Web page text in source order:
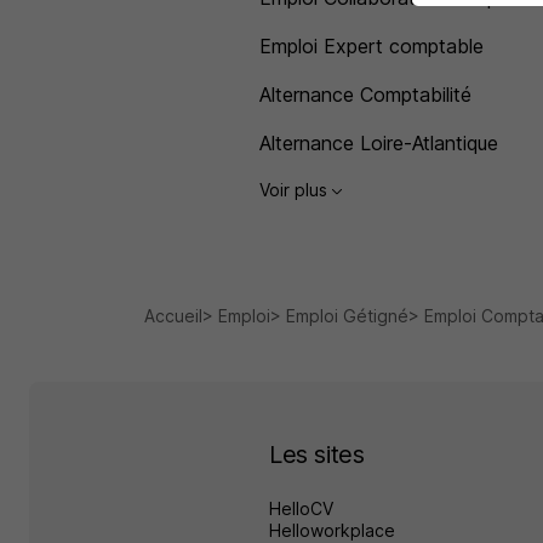
Emploi Expert comptable
Alternance Comptabilité
Alternance Loire-Atlantique
Voir plus
Accueil Emploi Emploi Gétigné Emploi
Les sites
HelloCV
Helloworkplace